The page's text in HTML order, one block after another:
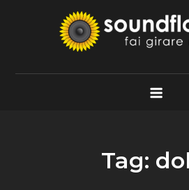
Soundflower.it
Fai Girare Musica
Tag: